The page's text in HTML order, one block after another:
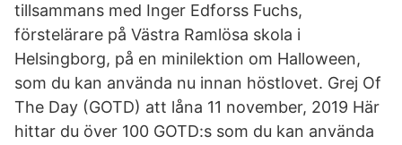
tillsammans med Inger Edforss Fuchs,
förstelärare på Västra Ramlösa skola i
Helsingborg, på en minilektion om Halloween,
som du kan använda nu innan höstlovet. Grej Of
The Day (GOTD) att låna 11 november, 2019 Här
hittar du över 100 GOTD:s som du kan använda